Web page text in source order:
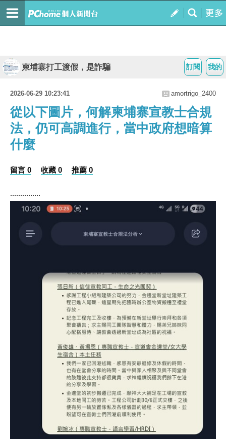
我的
訂閱
柬埔寨打工渡假，是詐騙
2026-06-29 10:23:41 amortrigo_2400
從以下圖片，何解柬埔寨宣教士合規
法，仍可高調進行，當中政府想暗算
什麼
留言 0 收藏 0 推薦 0
...............